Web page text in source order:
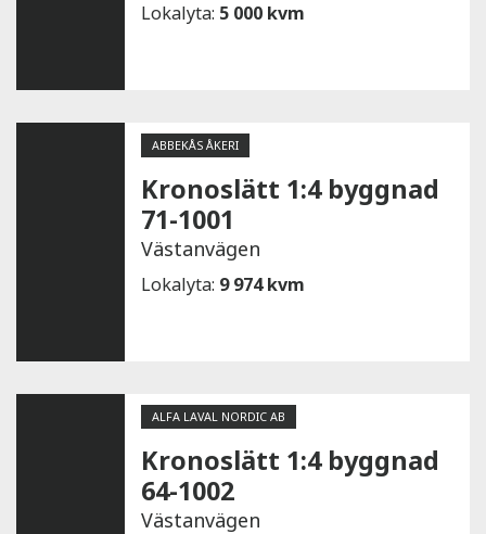
Lokalyta: 5 000 kvm
ABBEKÅS ÅKERI
Kronoslätt 1:4 byggnad
71-1001
Västanvägen
Lokalyta: 9 974 kvm
ALFA LAVAL NORDIC AB
Kronoslätt 1:4 byggnad
64-1002
Västanvägen